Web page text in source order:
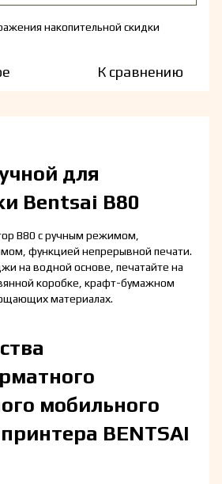
накопительной скидки
К сравнению
для
Bentsai B80
B80 с ручным режимом,
функцией непрерывной печати.
на водной основе, печатайте на
коробке, крафт-бумажном
материалах.
мобильного
BENTSAI